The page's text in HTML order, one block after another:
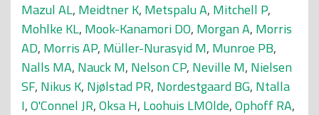
Mazul AL, Meidtner K, Metspalu A, Mitchell P,
Mohlke KL, Mook-Kanamori DO, Morgan A, Morris
AD, Morris AP, Müller-Nurasyid M, Munroe PB,
Nalls MA, Nauck M, Nelson CP, Neville M, Nielsen
SF, Nikus K, Njølstad PR, Nordestgaard BG, Ntalla
I,O'Connel JR,Oksa H, Loohuis LMOlde,Ophoff RA,